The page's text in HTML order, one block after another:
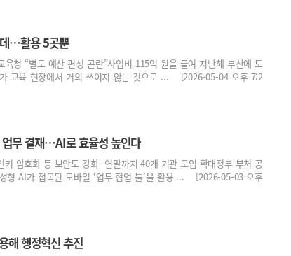
…활용 5곳뿐
청 “별도 예산 편성 곤란”사업비 115억 원을 들여 지난해 부산에 도
가 교육 현장에서 거의 쓰이지 않는 것으로 ... [2026-05-04 오후 7:2
무 결재…AI로 효율성 높인다
키 암호화 등 보안도 강화- 연말까지 40개 기관 도입 확대정부 부처 공
형 AI가 접목된 모바일 ‘업무 협업 툴’을 활용 ... [2026-05-03 오후
해 행정혁신 추진